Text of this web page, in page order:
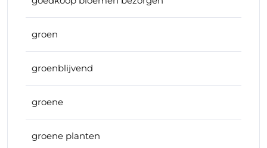
groen
groenblijvend
groene
groene planten